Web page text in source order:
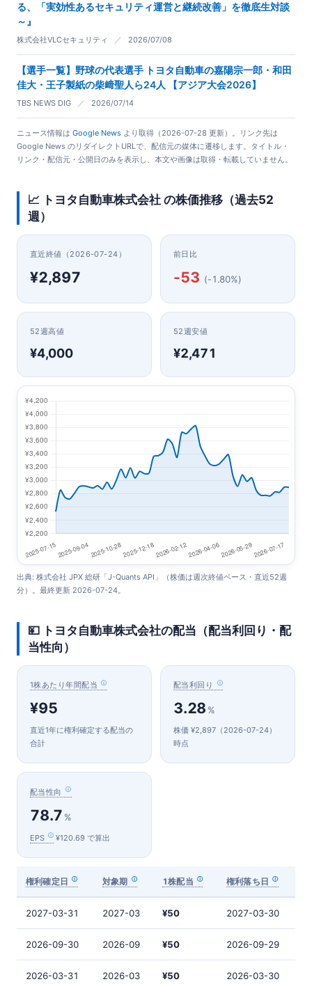
る、「実効性あるセキュリティ運営と継続改善」を徹底生対談
～』
株式会社VLCセキュリティ ／ 2026/07/08
【選手一覧】野球の代表選手 トヨタ自動車の嘉陽宗一郎・和田
佳大・王子製紙の柴﨑聖人ら24人 【アジア大会2026】
TBS NEWS DIG ／ 2026/07/14
ニュース情報は Google News より取得（2026-07-28 更新）。リンク先は
Google News のリダイレクトURLで、配信元の媒体に遷移します。タイトル・
リンク・配信元・公開日のみを表示し、本文や画像は取得・転載していません。
📈 トヨタ自動車株式会社 の株価推移（過去52
週）
直近終値（2026-07-24）
¥2,897
前日比
-53 (-1.80%)
52週高値
¥4,000
52週安値
¥2,471
出典: 株式会社 JPX 総研「J-Quants API」（株価は週次終値ベース・直近52週
分）。最終更新 2026-07-24。
💴 トヨタ自動車株式会社の配当（配当利回り・配
当性向）
1株あたり年間配当
¥95
直近1年に権利確定する配当の
合計
配当利回り
3.28 %
株価 ¥2,897（2026-07-24）
時点
配当性向
78.7 %
EPS ¥120.69 で算出
権利確定日 対象期 1株配当 権利落ち日
2027-03-31 2027-03 ¥50 2027-03-30
2026-09-30 2026-09 ¥50 2026-09-29
2026-03-31 2026-03 ¥50 2026-03-30